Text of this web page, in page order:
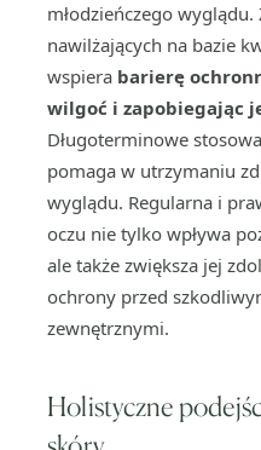
młodzieńczego
nawilżających na bazie
wspiera barierę
wilgoć i zapobiegając
Długoterminowe
pomaga w utrzymaniu
wyglądu. Regularna i
oczu nie tylko wpływa
ale także zwiększa jej
ochrony przed
zewnętrznymi.
Holistyczne